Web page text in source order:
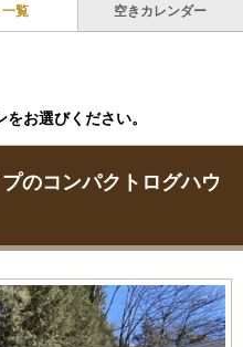
覧 空きカレンダー
お選びください。
のコンパクトログハウ